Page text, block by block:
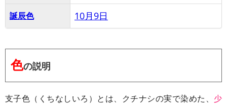
誕辰色 10月9日
色の説明
支子色（くちなしいろ）とは、クチナシの実で染めた、 少